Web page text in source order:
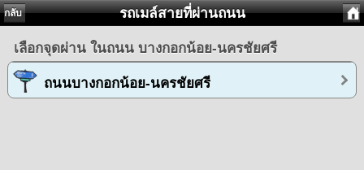
กลับ รถเมล์สายที่ผ่านถนน
เลือกจุดผ่าน ในถนน บางกอกน้อย-นครชัยศรี
ถนนบางกอกน้อย-นครชัยศรี